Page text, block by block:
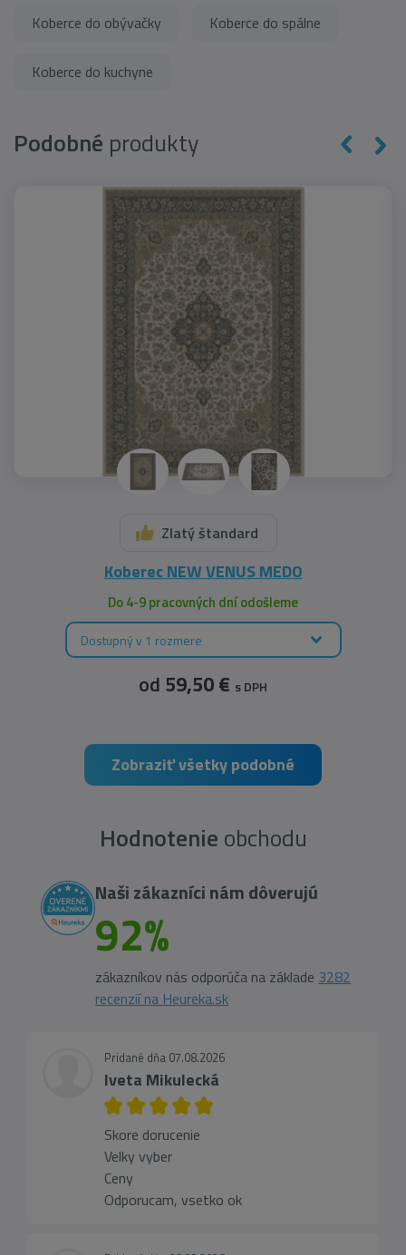
Koberce do obývačky Koberce do spálne
Koberce do kuchyne
Podobné produkty
Zlatý štandard
Koberec NEW VENUS MEDO
Do 4-9 pracovných dní odošleme
Dostupný v 1 rozmere
od 59,50 € s DPH
Zobraziť všetky podobné
Hodnotenie obchodu
Naši zákazníci nám dôverujú
92%
zákazníkov nás odporúča na základe 3282
recenzií na Heureka.sk
Pridané dňa 07.08.2026
Iveta Mikulecká
Skore dorucenie
Velky vyber
Ceny
Odporucam, vsetko ok